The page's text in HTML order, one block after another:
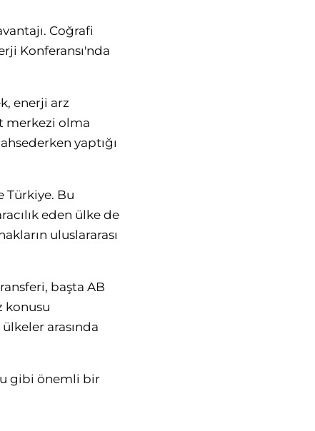
Coğrafi
Konferansı'nda
enerji arz
merkezi olma
yaptığı
Türkiye. Bu
eden ülke de
uluslararası
başta AB
konusu
arasında
gibi önemli bir